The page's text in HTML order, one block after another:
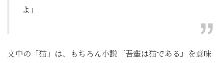
よ」
文中の「猫」は、もちろん小説『吾輩は猫である』を意味